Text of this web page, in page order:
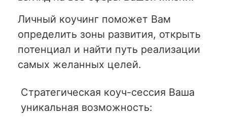
Личный коучинг поможет Вам
определить зоны развития, открыть
потенциал и найти путь реализации
самых желанных целей.
Стратегическая коуч-сессия Ваша
уникальная возможность: